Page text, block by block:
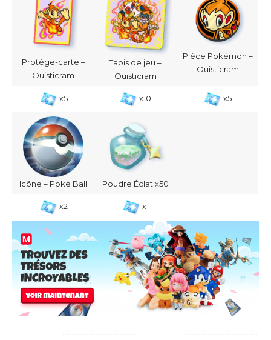
Protège-carte –
Ouisticram
Tapis de jeu –
Ouisticram
Pièce Pokémon –
Ouisticram
x5 x10 x5
Icône – Poké Ball Poudre Éclat x50
x2 x1